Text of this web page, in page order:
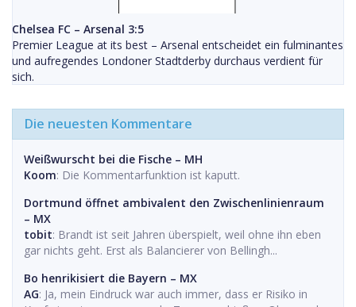
Chelsea FC – Arsenal 3:5
Premier League at its best – Arsenal entscheidet ein fulminantes
und aufregendes Londoner Stadtderby durchaus verdient für
sich.
Die neuesten Kommentare
Weißwurscht bei die Fische – MH
Koom: Die Kommentarfunktion ist kaputt.
Dortmund öffnet ambivalent den Zwischenlinienraum
– MX
tobit: Brandt ist seit Jahren überspielt, weil ohne ihn eben
gar nichts geht. Erst als Balancierer von Bellingh...
Bo henrikisiert die Bayern – MX
AG: Ja, mein Eindruck war auch immer, dass er Risiko in